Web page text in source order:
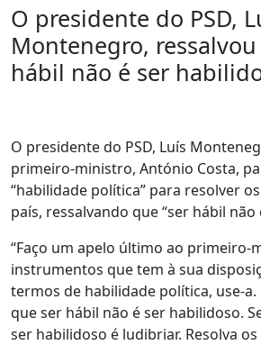
O presidente do PSD,
Montenegro, ressalvou
hábil não é ser
O presidente do PSD, Luís
primeiro-ministro, António Costa,
“habilidade política” para resolver
país, ressalvando que “ser hábil não
“Faço um apelo último ao primeiro-
instrumentos que tem à sua
termos de habilidade política, use-a.
que ser hábil não é ser habilidoso.
ser habilidoso é ludibriar. Resolva os